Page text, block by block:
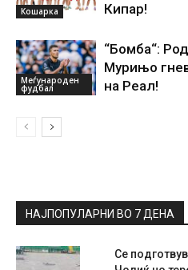
Кошарка
Кипар!
Меѓународен
фудбал
“Бомба“:
Мурињо
на Реал!
НАЈПОПУЛАРНИ ВО 7 ДЕНА
Се